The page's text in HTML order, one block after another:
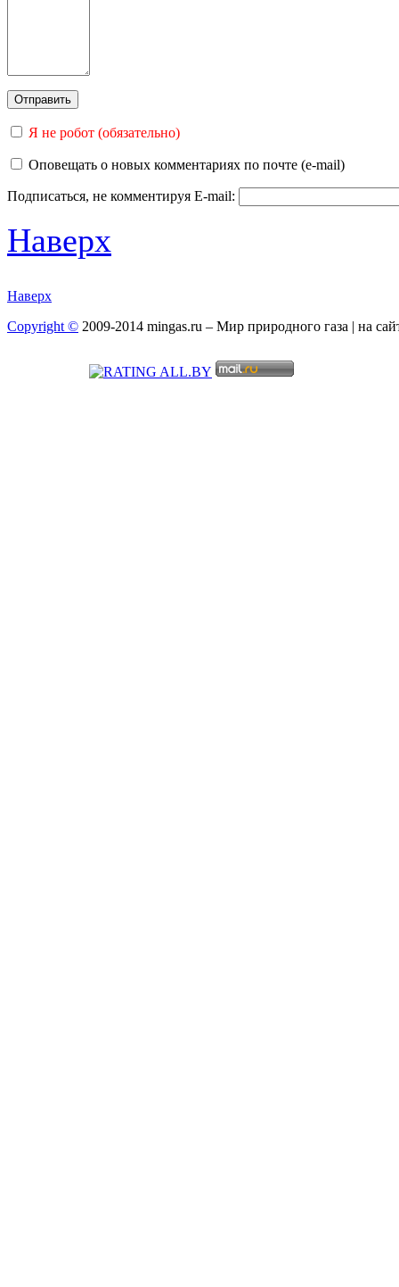
Я не робот (обязательно)
Оповещать о новых комментариях по почте (e-mail)
Подписаться, не комментируя E-mail:
Наверх
Наверх
Copyright © 2009-2014 mingas.ru – Мир природного газа | на